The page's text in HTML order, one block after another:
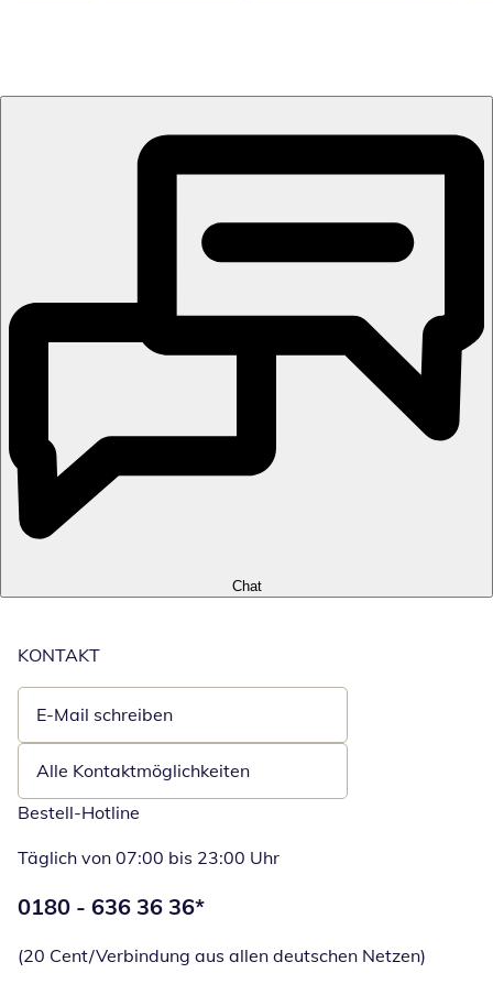
Chat
KONTAKT
E-Mail schreiben
Öffnet E-Mail-Client
Alle Kontaktmöglichkeiten
Bestell-Hotline
Täglich von 07:00 bis 23:00 Uhr
Telefonnummer:
0180 - 636 36 36*
(20 Cent/Verbindung aus allen deutschen Netzen)